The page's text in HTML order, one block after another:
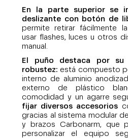
En la parte superior se
deslizante con botón de
permite retirar fácilmente
usar flashes, luces u otros
manual.
El puño destaca por su
robustez: está compuesto
interno de aluminio
externo de plástico
comodidad y un agarre
fijar diversos accesorios
gracias al sistema modular
y brazos Carbonarm, que
personalizar el equipo